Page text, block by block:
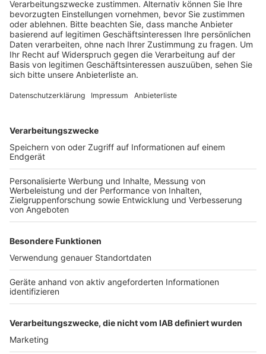
Im Rhein-Erft-Kreis entsteht ein neues
Gemeinschaftstanzcorps namens „Du bist tanzklar“.
Über 40 Tänzerinnen und Tänzer aus mehr als 10
Tanzcorps der Region werden gemeinsam auf der
Bühne stehen. Initiator Markus Steiger hat das Projekt
im Kreis mehr Aufmerksamkeit zu verschaffen. Ziel ist
die beeindruckenden Leistungen der Tänzerinnen und
Tänzer zu präsentieren. Das offizielle Training der
neuen Tanzgruppe beginnt im nächsten Jahr nach
Aschermittwoch. Zum Sessionsstart 2025/26 sind die
ersten Auftritte geplant. Aktuell können sich noch
Tänzerinnen und Tänzer aus Tanzcorps im Kreis für das
Gemeinschaftstanzcorps anmelden. Interessierte
Kontaktdaten gibt es auf der
tanzklar".
Anzeige
Weitere Meldungen von Rhein und Erft
Anzeige